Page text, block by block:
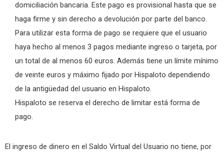
domiciliación bancaria. Este pago es provisional hasta que se
haga firme y sin derecho a devolución por parte del banco.
Para utilizar esta forma de pago se requiere que el usuario
haya hecho al menos 3 pagos mediante ingreso o tarjeta, por
un total de al menos 60 euros. Además tiene un límite mínimo
de veinte euros y máximo fijado por Hispaloto dependiendo
de la antigüedad del usuario en Hispaloto.
Hispaloto se reserva el derecho de limitar está forma de
pago.
El ingreso de dinero en el Saldo Virtual del Usuario no tiene, por